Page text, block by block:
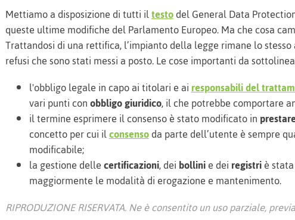
Mettiamo a disposizione di tutti iltestodel General Data
queste ultime modifiche del Parlamento Europeo. Ma che cosa
Trattandosi di una rettifica, l’impianto della legge rimane lo
refusi che sono stati messi a posto. Le cose importanti da
l'obbligo legale in capo ai titolari e airesponsabili del
vari punti conobbligo giuridico, il che potrebbe comportare
il termine esprimere il consenso è stato modificato in
concetto per cui ilconsensoda parte dell’utente è sempre
modificabile;
la gestione dellecertificazioni, deibollinie deiregistriè
maggiormente le modalità di erogazione e mantenimento.
RIPRODUZIONE RISERVATA. Ne è consentito un uso parziale,